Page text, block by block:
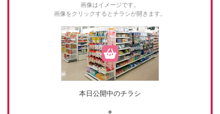
画像はイメージです。
画像をクリックするとチラシが開きます。
本日公開中のチラシ